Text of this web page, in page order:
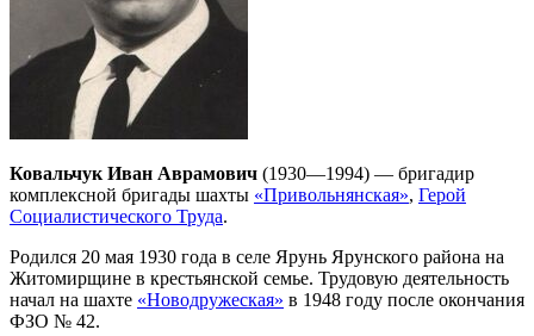
Ковальчук Иван Аврамович (1930—1994) — бригадир
комплексной бригады шахты «Привольнянская», Герой
Социалистического Труда.
Родился 20 мая 1930 года в селе Ярунь Ярунского района на
Житомирщине в крестьянской семье. Трудовую деятельность
начал на шахте «Новодружеская» в 1948 году после окончания
ФЗО № 42.